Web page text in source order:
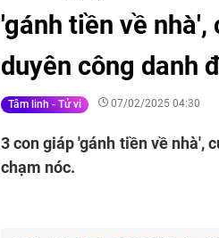
'gánh tiền về nhà',
duyên công danh
Tâm linh - Tử vi 07/02/2025 04:30
3 con giáp 'gánh tiền về nhà',
chạm nóc.